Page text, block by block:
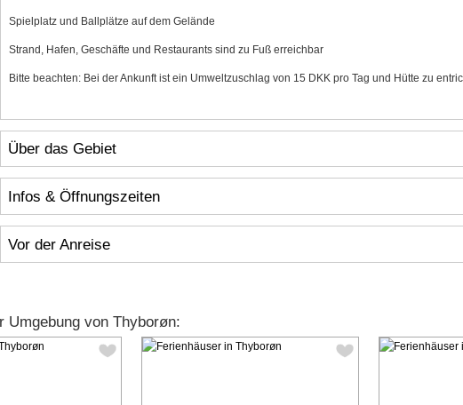
Spielplatz und Ballplätze auf dem Gelände
Strand, Hafen, Geschäfte und Restaurants sind zu Fuß erreichbar
Bitte beachten: Bei der Ankunft ist ein Umweltzuschlag von 15 DKK pro Tag und Hütte zu
Über das Gebiet
Infos & Öffnungszeiten
Vor der Anreise
Umgebung von Thyborøn: